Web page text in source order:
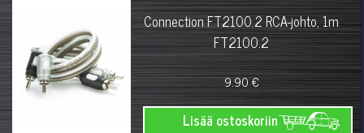
Connection FT2100.2 RCA-johto, 1m
FT2100.2
9.90 €
Lisää ostoskoriin